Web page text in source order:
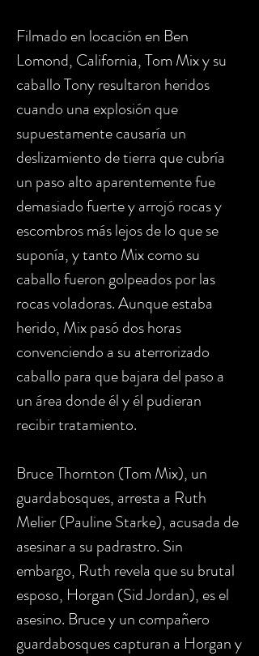
Filmado en locación en Ben
Lomond, California, Tom Mix y su
caballo Tony resultaron heridos
cuando una explosión que
supuestamente causaría un
deslizamiento de tierra que cubría
un paso alto aparentemente fue
demasiado fuerte y arrojó rocas y
escombros más lejos de lo que se
suponía, y tanto Mix como su
caballo fueron golpeados por las
rocas voladoras. Aunque estaba
herido, Mix pasó dos horas
convenciendo a su aterrorizado
caballo para que bajara del paso a
un área donde él y él pudieran
recibir tratamiento.
Bruce Thornton (Tom Mix), un
guardabosques, arresta a Ruth
Melier (Pauline Starke), acusada de
asesinar a su padrastro. Sin
embargo, Ruth revela que su brutal
esposo, Horgan (Sid Jordan), es el
asesino. Bruce y un compañero
guardabosques capturan a Horgan y